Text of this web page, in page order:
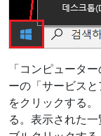
「コンピュータ
ーの「サービス
をクリックする
る。表示された